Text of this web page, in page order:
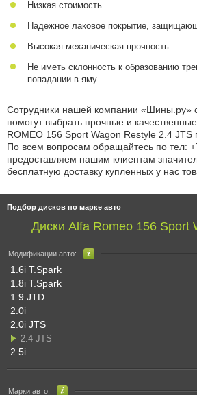
Подбор дисков по марке авто
Диски Alfa Romeo 156 Sport
Модификации авто:
1.6i T.Spark
1.8i T.Spark
1.9 JTD
2.0i
2.0i JTS
2.4 JTS
2.5i
Марки авто:
Низкая стоимость.
Надежное лаковое покрытие,
Высокая механическая прочность.
Не иметь склонность к образованию
попадании в яму.
Сотрудники нашей компании «Шины.ру»
помогут выбрать прочные и
ROMEO 156 Sport Wagon Restyle 2.4
По всем вопросам обращайтесь по тел:
предоставляем нашим клиентам
бесплатную доставку купленных у нас